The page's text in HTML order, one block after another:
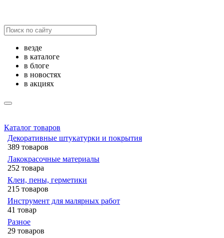
везде
в каталоге
в блоге
в новостях
в акциях
Каталог товаров
Декоративные штукатурки и покрытия
389 товаров
Лакокрасочные материалы
252 товара
Клеи, пены, герметики
215 товаров
Инструмент для малярных работ
41 товар
Разное
29 товаров